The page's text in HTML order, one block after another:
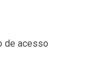
de acesso